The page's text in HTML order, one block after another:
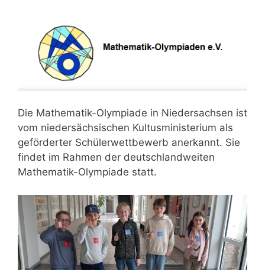
Die Mathematik-Olympiade in Niedersachsen ist
vom niedersächsischen Kultusministerium als
geförderter Schülerwettbewerb anerkannt. Sie
findet im Rahmen der deutschlandweiten
Mathematik-Olympiade statt.